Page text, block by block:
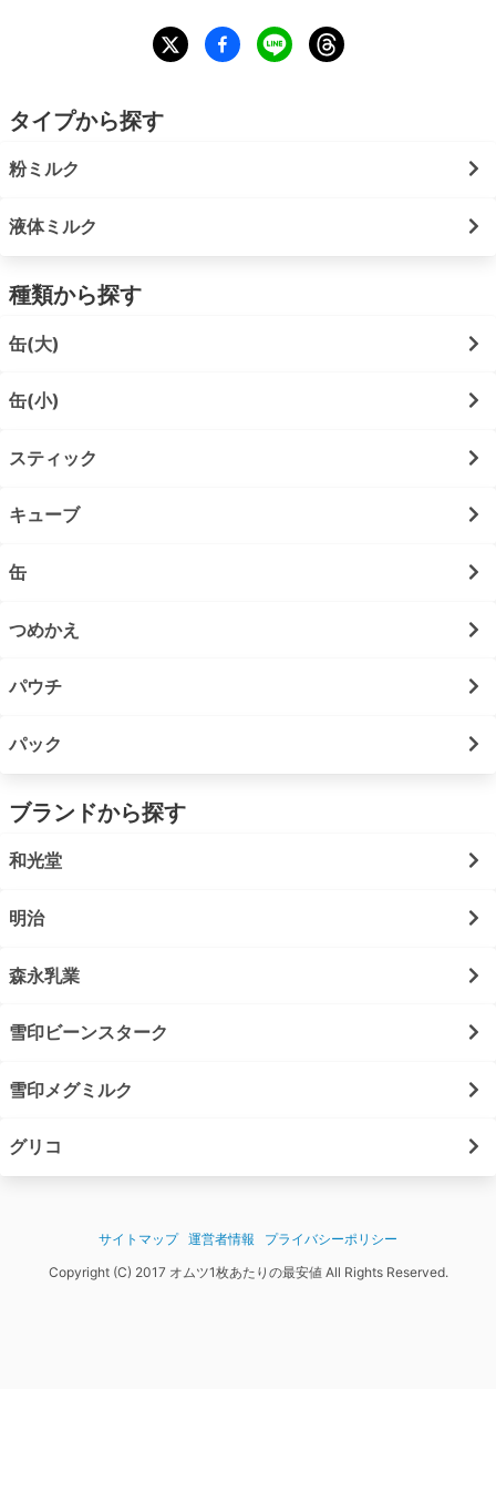
タイプから探す
粉ミルク
液体ミルク
種類から探す
缶(大)
缶(小)
スティック
キューブ
缶
つめかえ
パウチ
パック
ブランドから探す
和光堂
明治
森永乳業
雪印ビーンスターク
雪印メグミルク
グリコ
サイトマップ 運営者情報
プライバシーポリシー
Copyright (C) 2017 オムツ1枚あたりの最安値 All Rights Reserved.